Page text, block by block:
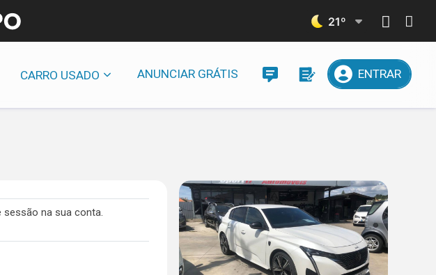
21º
CARRO USADO ANUNCIAR GRÁTIS ENTRAR
sessão na sua conta.